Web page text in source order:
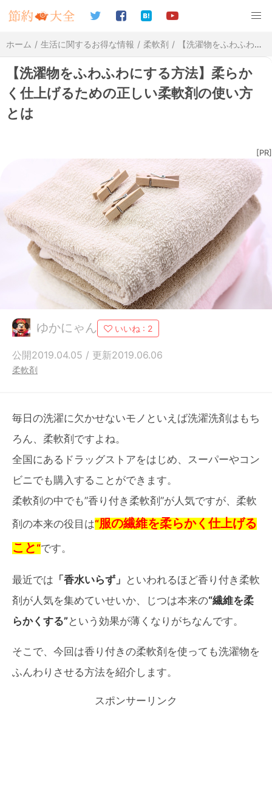
ホーム 生活に関するお得な情報 柔軟剤 【洗濯物をふわふわにする方法】柔らかく仕上げるための正しい柔軟剤の使い方とは
【洗濯物をふわふわにする方法】柔らか
く仕上げるための正しい柔軟剤の使い方
とは
[PR]
ゆかにゃん いいね : 2
公開2019.04.05 / 更新2019.06.06
柔軟剤
毎日の洗濯に欠かせないモノといえば洗濯洗剤はもち
ろん、柔軟剤ですよね。
全国にあるドラッグストアをはじめ、スーパーやコン
ビニでも購入することができます。
柔軟剤の中でも”香り付き柔軟剤”が人気ですが、柔軟
剤の本来の役目は“服の繊維を柔らかく仕上げる
こと “です。
最近では 「香水いらず」 といわれるほど香り付き柔軟
剤が人気を集めていせいか、じつは本来の“繊維を柔
らかくする”という効果が薄くなりがちなんです。
そこで、今回は香り付きの柔軟剤を使っても洗濯物を
ふんわりさせる方法を紹介します。
スポンサーリンク